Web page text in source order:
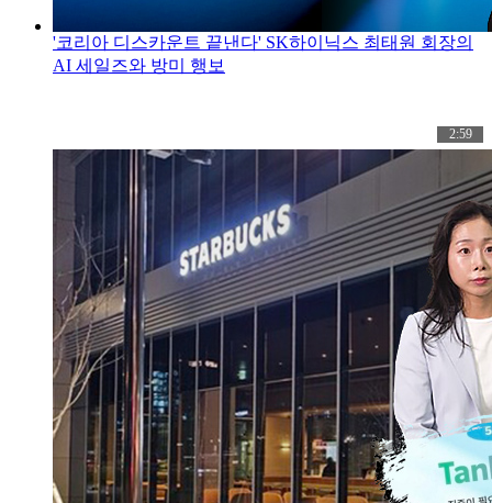
'코리아 디스카운트 끝낸다' SK하이닉스 최태원 회장의
AI 세일즈와 방미 행보
2:59